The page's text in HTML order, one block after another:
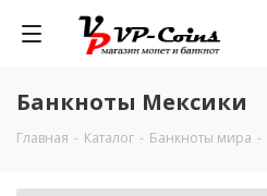
Банкноты Мексики
Главная - Каталог - Банкноты мира -